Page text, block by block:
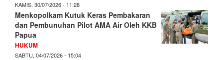
KAMIS, 30/07/2026 - 11:28
Menkopolkam Kutuk Keras Pembakaran
dan Pembunuhan Pilot AMA Air Oleh KKB
Papua
HUKUM
SABTU, 04/07/2026 - 15:04